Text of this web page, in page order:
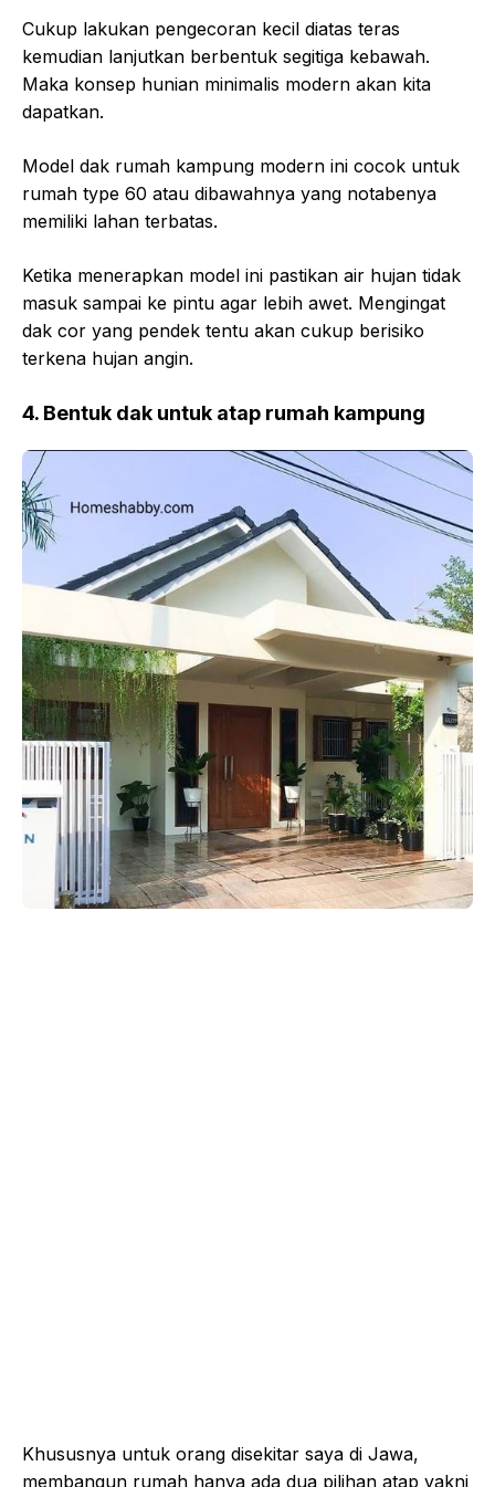
Cukup lakukan pengecoran kecil diatas teras
kemudian lanjutkan berbentuk segitiga kebawah.
Maka konsep hunian minimalis modern akan kita
dapatkan.
Model dak rumah kampung modern ini cocok untuk
rumah type 60 atau dibawahnya yang notabenya
memiliki lahan terbatas.
Ketika menerapkan model ini pastikan air hujan tidak
masuk sampai ke pintu agar lebih awet. Mengingat
dak cor yang pendek tentu akan cukup berisiko
terkena hujan angin.
4. Bentuk dak untuk atap rumah kampung
Khususnya untuk orang disekitar saya di Jawa,
membangun rumah hanya ada dua pilihan atap yakni